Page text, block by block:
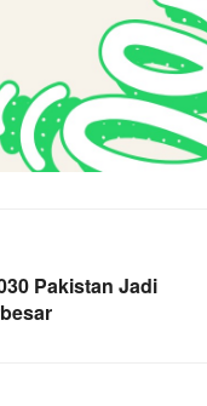
Pakistan Jadi